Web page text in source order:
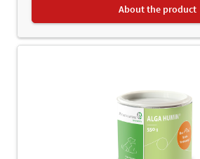
About the product